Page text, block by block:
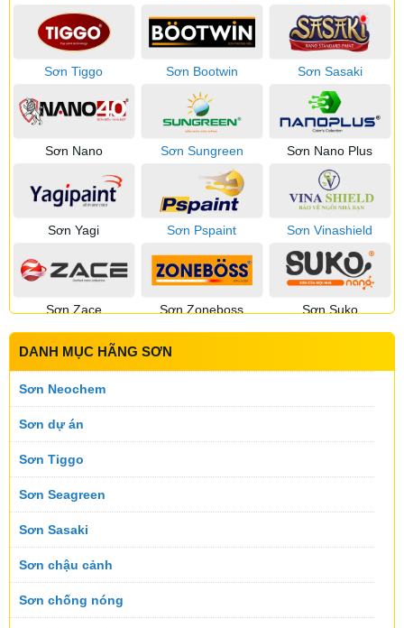
Sơn Tiggo Sơn Bootwin Sơn Sasaki
Sơn Nano Sơn Sungreen Sơn Nano Plus
Sơn Yagi Sơn Pspaint Sơn Vinashield
Sơn Zace Sơn Zoneboss Sơn Suko
Sơn Sumika
Sơn Topnex
Sơn Velar Sơn Vinastar Sơn Koner
DANH MỤC HÃNG SƠN
Sơn Neochem
Sơn dự án
Sơn Tiggo
Sơn Seagreen
Sơn Sasaki
Sơn chậu cảnh
Sơn chống nóng